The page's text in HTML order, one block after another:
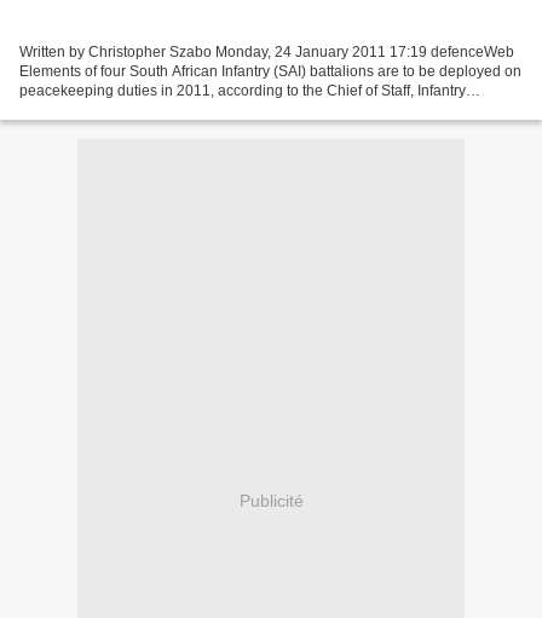
Written by Christopher Szabo Monday, 24 January 2011 17:19 defenceWeb
Elements of four South African Infantry (SAI) battalions are to be deployed on
peacekeeping duties in 2011, according to the Chief of Staff, Infantry
Publicité